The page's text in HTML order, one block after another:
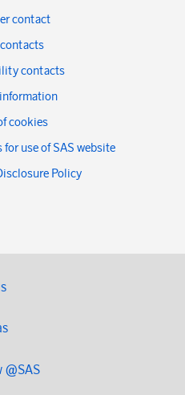
contact
contacts
cookies
use of SAS website
Policy
@SAS